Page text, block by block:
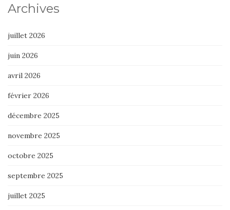
Archives
juillet 2026
juin 2026
avril 2026
février 2026
décembre 2025
novembre 2025
octobre 2025
septembre 2025
juillet 2025